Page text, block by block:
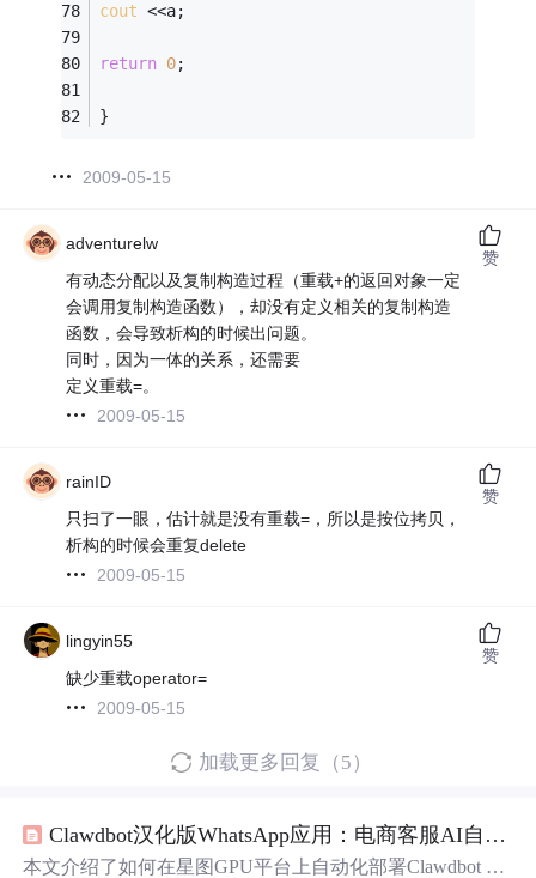
cout <<a;
return 0;
}
2009-05-15
adventurelw
有动态分配以及复制构造过程（重载+的返回对象一定
会调用复制构造函数），却没有定义相关的复制构造
函数，会导致析构的时候出问题。
同时，因为一体的关系，还需要
定义重载=。
2009-05-15
赞
rainID
只扫了一眼，估计就是没有重载=，所以是按位拷贝，
析构的时候会重复delete
2009-05-15
赞
lingyin55
缺少重载operator=
2009-05-15
赞
加载更多回复（5）
Clawdbot汉化版WhatsApp应用：电商客服AI自动识别订单号→查询物流→发送状态
本文介绍了如何在星图GPU平台上自动化部署Clawdbot 汉